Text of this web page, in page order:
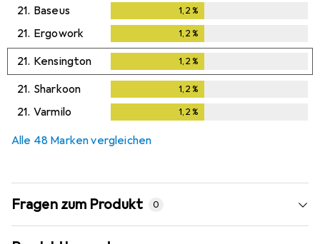
21. Baseus 1,2%
21. Ergowork 1,2%
21. Kensington 1,2%
21. Sharkoon 1,2%
21. Varmilo 1,2%
Alle 48 Marken vergleichen
Fragen zum Produkt 0